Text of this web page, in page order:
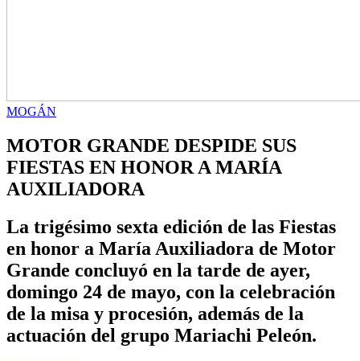
MOGÁN
MOTOR GRANDE DESPIDE SUS
FIESTAS EN HONOR A MARÍA
AUXILIADORA
La trigésimo sexta edición de las Fiestas
en honor a María Auxiliadora de Motor
Grande concluyó en la tarde de ayer,
domingo 24 de mayo, con la celebración
de la misa y procesión, además de la
actuación del grupo Mariachi Peleón.